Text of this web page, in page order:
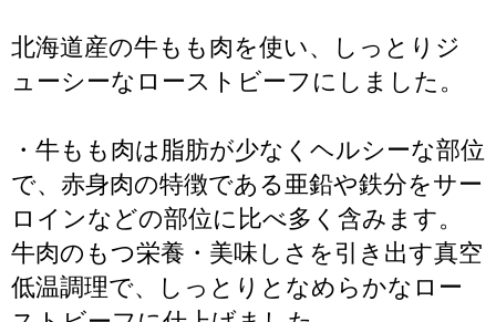
北海道産の牛もも肉を使い、しっとりジ
ューシーなローストビーフにしました。
・牛もも肉は脂肪が少なくヘルシーな部位
で、赤身肉の特徴である亜鉛や鉄分をサー
ロインなどの部位に比べ多く含みます。
牛肉のもつ栄養・美味しさを引き出す真空
低温調理で、しっとりとなめらかなロー